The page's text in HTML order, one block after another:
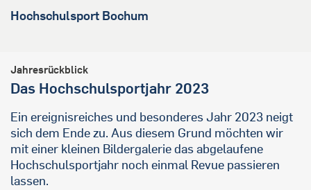
Hochschulsport Bochum
Jahresrückblick
Das Hochschulsportjahr 2023
Ein ereignisreiches und besonderes Jahr 2023 neigt
sich dem Ende zu. Aus diesem Grund möchten wir
mit einer kleinen Bildergalerie das abgelaufene
Hochschulsportjahr noch einmal Revue passieren
lassen.